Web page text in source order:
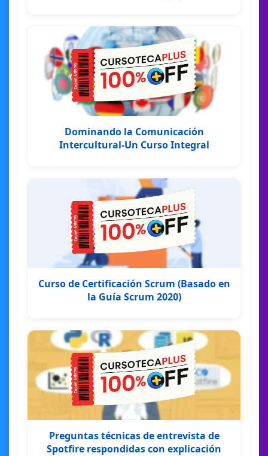
Dominando la Comunicación
Intercultural-Un Curso Integral
Curso de Certificación Scrum (Basado en
la Guía Scrum 2020)
Preguntas técnicas de entrevista de
Spotfire respondidas con explicación